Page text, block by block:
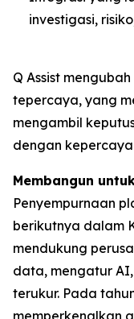
investigasi,
Q Assist
tepercaya, yang
mengambil
dengan
Membangun
Penyempurnaan
berikutnya dalam
mendukung
data, mengatur
terukur. Pada